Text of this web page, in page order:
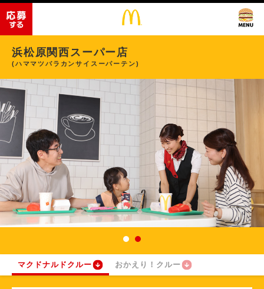
浜松原関西スーパー店
(ハママツバラカンサイスーパーテン)
マクドナルドクルー おかえり！クルー